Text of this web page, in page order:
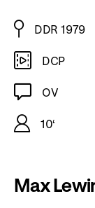
DDR 1979
DCP
OV
10‘
Max